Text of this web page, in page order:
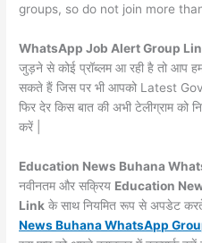
groups, so do not join more
WhatsApp Job Alert Group
जुड़ने से कोई प्रॉब्लम आ रही है तो आप
सकते हैं जिस पर भी आपको Latest Govt
फिर देर किस बात की अभी टेलीग्राम को
करें |
Education News Buhana
नवीनतम और सक्रिय Education
Link के साथ नियमित रूप से अपडेट
News Buhana WhatsApp